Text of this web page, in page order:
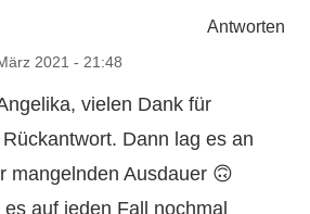
2021 - 21:48
vielen Dank für
Dann lag es an
mangelnden Ausdauer 🙃
auf jeden Fall nochmal
Antworten